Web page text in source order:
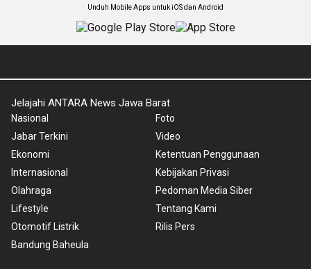
Unduh Mobile Apps untuk iOS dan Android
Jelajahi ANTARA News Jawa Barat
Nasional
Jabar Terkini
Ekonomi
Internasional
Olahraga
Lifestyle
Otomotif Listrik
Bandung Baheula
Foto
Video
Ketentuan Penggunaan
Kebijakan Privasi
Pedoman Media Siber
Tentang Kami
Rilis Pers